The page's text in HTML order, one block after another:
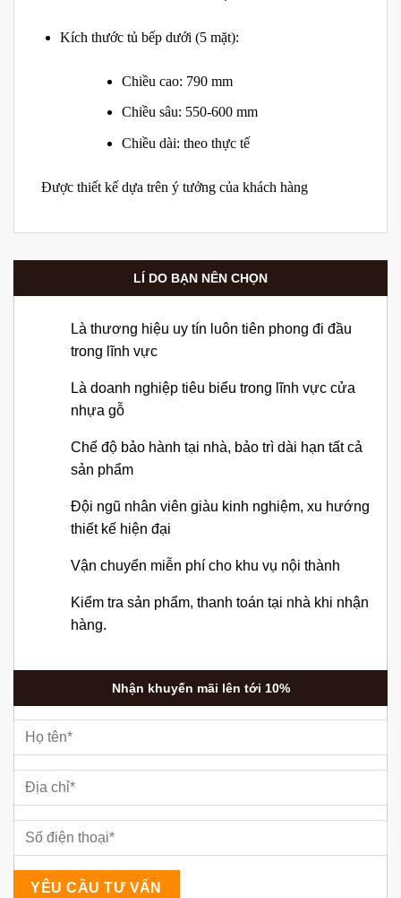
Kích thước tủ bếp dưới (5 mặt):
Chiều cao: 790 mm
Chiều sâu: 550-600 mm
Chiều dài: theo thực tế
Được thiết kế dựa trên ý tưởng của khách hàng
LÍ DO BẠN NÊN CHỌN
Là thương hiệu uy tín luôn tiên phong đi đầu
trong lĩnh vực
Là doanh nghiệp tiêu biểu trong lĩnh vực cửa
nhựa gỗ
Chế độ bảo hành tại nhà, bảo trì dài hạn tất cả
sản phẩm
Đội ngũ nhân viên giàu kinh nghiệm, xu hướng
thiết kế hiện đại
Vận chuyển miễn phí cho khu vụ nội thành
Kiểm tra sản phẩm, thanh toán tại nhà khi nhận
hàng.
Nhận khuyến mãi lên tới 10%